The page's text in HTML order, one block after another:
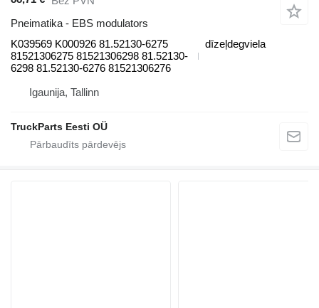
Pneimatika - EBS modulators
K039569 K000926 81.52130-6275
81521306275 81521306298 81.52130-
6298 81.52130-6276 81521306276
dīzeļdegviela
Igaunija, Tallinn
TruckParts Eesti OÜ